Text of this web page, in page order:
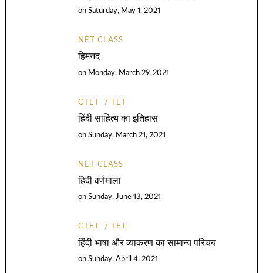
onSaturday, May 1, 2021
NET CLASS
हिमनद
on Monday, March 29, 2021
CTET TET
हिंदी साहित्य का इतिहास
onSunday, March 21, 2021
NET CLASS
हिदी वर्णमाला
onSunday, June 13, 2021
CTET TET
हिंदी भाषा और व्याकरण का सामान्य परिचय
onSunday, April 4, 2021